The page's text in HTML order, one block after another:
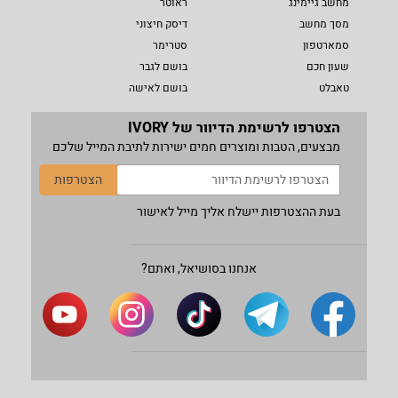
מסך מחשב
סמארטפון
שעון חכם
טאבלט
דיסק חיצוני
סטרימר
בושם לגבר
בושם לאישה
הצטרפו לרשימת הדיוור של IVORY
מבצעים, הטבות ומוצרים חמים ישירות לתיבת המייל שלכם
הצטרפות
בעת ההצטרפות יישלח אליך מייל לאישור
אנחנו בסושיאל, ואתם?